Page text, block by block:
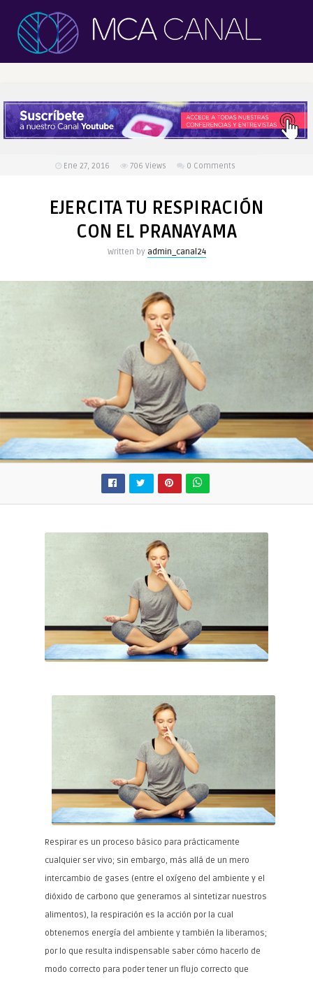
Ene 27, 2016 706 Views 0 Comments
EJERCITA TU RESPIRACIÓN
CON EL PRANAYAMA
Written by admin_canal24
Respirar es un proceso básico para prácticamente
cualquier ser vivo; sin embargo, más allá de un mero
intercambio de gases (entre el oxígeno del ambiente y el
dióxido de carbono que generamos al sintetizar nuestros
alimentos), la respiración es la acción por la cual
obtenemos energía del ambiente y también la liberamos;
por lo que resulta indispensable saber cómo hacerlo de
modo correcto para poder tener un flujo correcto que